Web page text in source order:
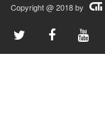
Copyright @ 2018 by